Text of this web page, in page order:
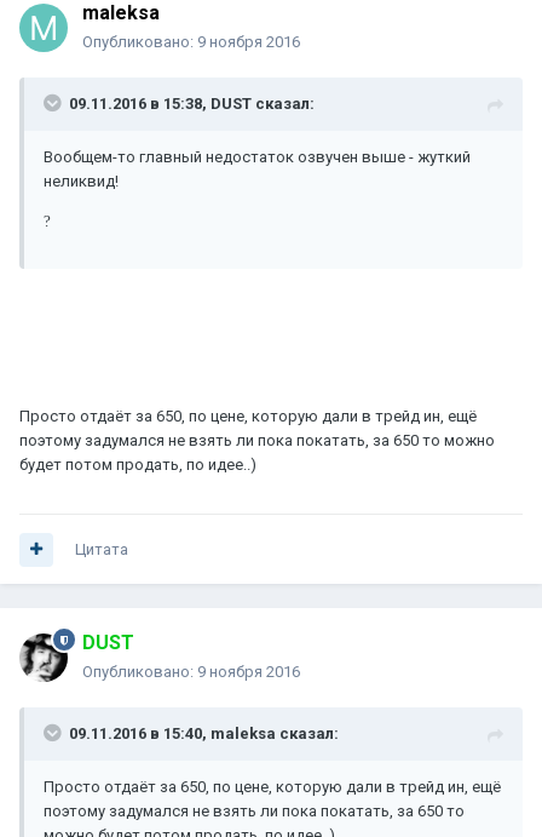
maleksa
Опубликовано: 9 ноября 2016
09.11.2016 в 15:38, DUST сказал:
Вообщем-то главный недостаток озвучен выше - жуткий
неликвид!
?
Просто отдаёт за 650, по цене, которую дали в трейд ин, ещё
поэтому задумался не взять ли пока покатать, за 650 то можно
будет потом продать, по идее..)
Цитата
DUST
Опубликовано: 9 ноября 2016
09.11.2016 в 15:40, maleksa сказал:
Просто отдаёт за 650, по цене, которую дали в трейд ин, ещё
поэтому задумался не взять ли пока покатать, за 650 то